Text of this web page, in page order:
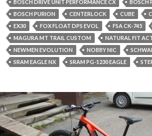
BOSCH DRIVE UNIT PERFORMANCE CX
BOSCH
BOSCH PURION
CENTERLOCK CUBE
EX30
FOX FLOAT DPS EVOL FSA CK-745
MAGURA MT TRAIL CUSTOM
NATURAL FIT
NEWMEN EVOLUTION
NOBBY NIC
SRAM EAGLE NX
SRAM PG-1230 EAGLE